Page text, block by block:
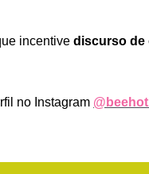
incentive discurso de
no Instagram